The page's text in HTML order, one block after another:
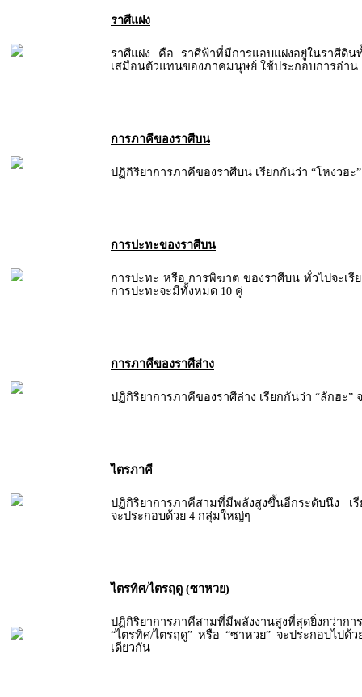
ราศีแฝง
ราศีแฝง คือ ราศีฟ้าที่มีการแอบแฝงอยู่ในราศีดิ
เสมือนตัวแทนของภาคมนุษย์ ใช้ประกอบการอ่าน
การภาคีของราศีบน
ปฏิกิริยาการภาคีของราศีบน เรียกกันว่า “โหงวฮะ
การปะทะของราศีบน
การปะทะ หรือ การพิฆาต ของราศีบน ทั่วไปจะเรี
การปะทะจะมีทั้งหมด 10 คู่
การภาคีของราศีล่าง
ปฏิกิริยาการภาคีของราศีล่าง เรียกกันว่า “ลักฮะ”
ไตรภาคี
ปฏิกิริยาการภาคีสามที่มีพลังสูงขึ้นอีกระดับนึง เ
จะประกอบด้วย 4 กลุ่มใหญ่ๆ
ไตรทิศ/ไตรฤดู (ซาหวย)
ปฏิกิริยาการภาคีสามที่มีพลังงานสูงที่สุดยิ่งกว่ากา
“ไตรทิศ/ไตรฤดู” หรือ “ซาหวย” จะประกอบไปด้
เดียวกัน